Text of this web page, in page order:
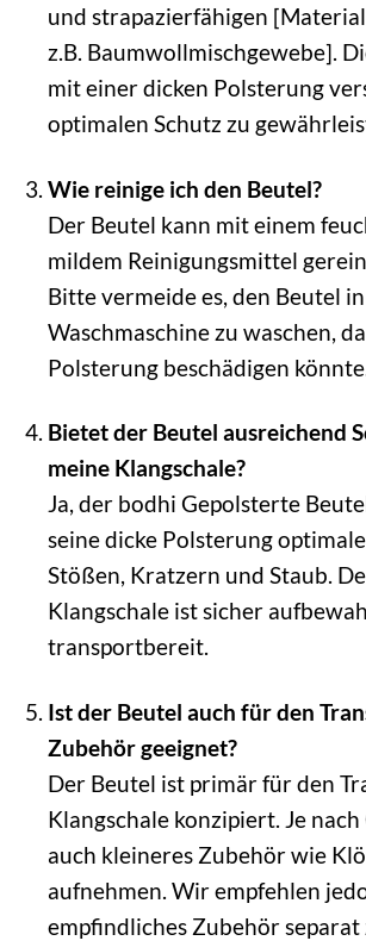
und strapazierfähigen
z.B. Baumwollmischgewebe].
mit einer dicken Polsterung
optimalen Schutz zu
Wie reinige ich den Beutel?
Der Beutel kann mit einem
mildem Reinigungsmittel
Bitte vermeide es, den Beutel
Waschmaschine zu waschen,
Polsterung beschädigen könnte.
Bietet der Beutel ausreichend
meine Klangschale?
Ja, der bodhi Gepolsterte
seine dicke Polsterung
Stößen, Kratzern und Staub.
Klangschale ist sicher
transportbereit.
Ist der Beutel auch für den
Zubehör geeignet?
Der Beutel ist primär für den
Klangschale konzipiert. Je
auch kleineres Zubehör wie
aufnehmen. Wir empfehlen
empfindliches Zubehör separat